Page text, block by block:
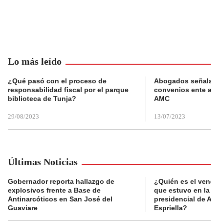
Lo más leído
¿Qué pasó con el proceso de
responsabilidad fiscal por el parque
biblioteca de Tunja?
29/08/2023
Abogados
convenios ente
AMC
13/07/2023
Últimas Noticias
Gobernador reporta hallazgo de
explosivos frente a Base de
Antinarcóticos en San José del
Guaviare
¿Quién es el
que estuvo en la
presidencial de
Espriella?